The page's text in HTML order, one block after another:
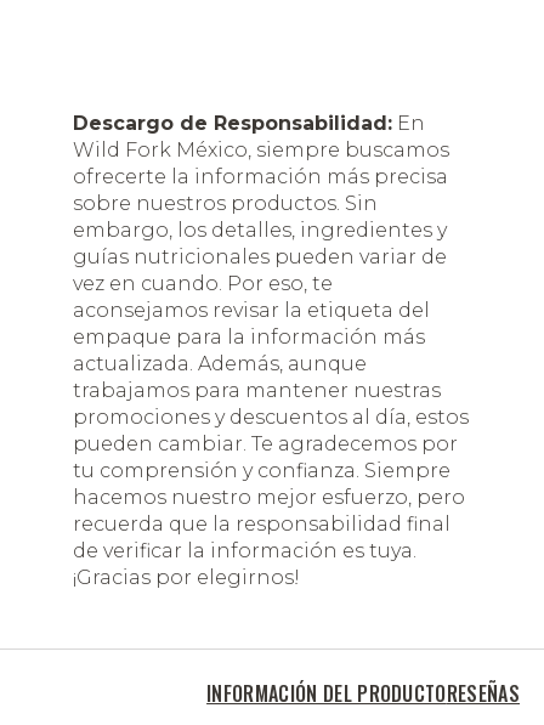
INFORMACIÓN DEL PRODUCTORESEÑAS
Descargo de Responsabilidad: En
Wild Fork México, siempre buscamos
ofrecerte la información más precisa
sobre nuestros productos. Sin
embargo, los detalles, ingredientes y
guías nutricionales pueden variar de
vez en cuando. Por eso, te
aconsejamos revisar la etiqueta del
empaque para la información más
actualizada. Además, aunque
trabajamos para mantener nuestras
promociones y descuentos al día, estos
pueden cambiar. Te agradecemos por
tu comprensión y confianza. Siempre
hacemos nuestro mejor esfuerzo, pero
recuerda que la responsabilidad final
de verificar la información es tuya.
¡Gracias por elegirnos!